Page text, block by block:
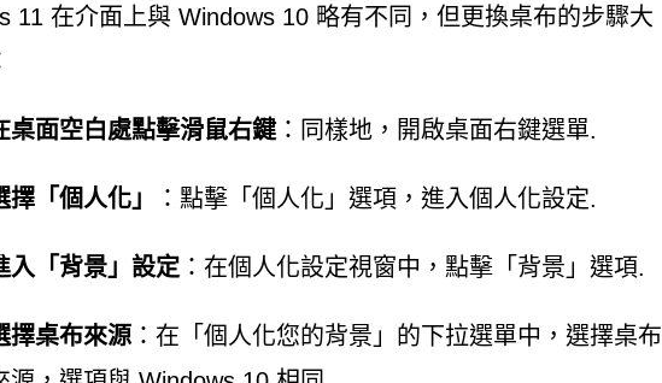
11 在介面上與 Windows 10 略有不同，但更換桌布的步驟大
桌面空白處點擊滑鼠右鍵：同樣地，開啟桌面右鍵選單.
擇「個人化」 ：點擊「個人化」選項，進入個人化設定.
入「背景」設定：在個人化設定視窗中，點擊「背景」選項.
擇桌布來源：在「個人化您的背景」的下拉選單中，選擇桌布